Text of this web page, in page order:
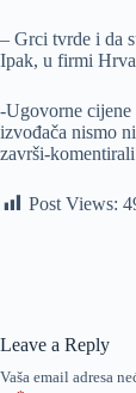
– Grci tvrde i da
Ipak, u firmi
-Ugovorne
izvođača nismo
završi-
Post Views:
Leave a Reply
Vaša email adresa